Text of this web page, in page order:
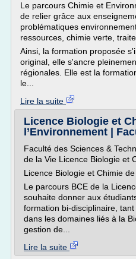
Le parcours Chimie et
de relier grâce aux
problématiques
ressources, chimie verte,
Ainsi, la formation proposée
original, elle s'ancre
régionales. Elle est la
le...
Lire la suite
Licence Biologie et
l’Environnement |
Faculté des Sciences &
de la Vie Licence Biologie et
Licence Biologie et Chimie
Le parcours BCE de la
souhaite donner aux
formation bi-disciplinaire,
dans les domaines liés à la
gestion de...
Lire la suite